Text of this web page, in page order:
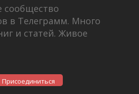
сообщество
в Телеграмм. Много
и статей. Живое
Присоединиться